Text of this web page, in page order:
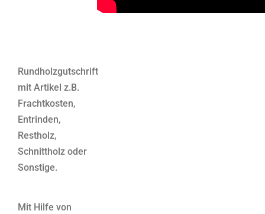
Rundholzgutschrift
mit Artikel z.B.
Frachtkosten,
Entrinden,
Restholz,
Schnittholz oder
Sonstige.
Mit Hilfe von